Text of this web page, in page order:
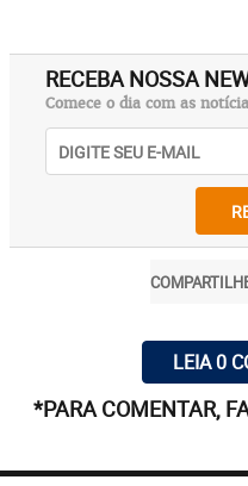
RECEBA NOSSA
Comece o dia com as
LEIA 0
*PARA COMENTAR,